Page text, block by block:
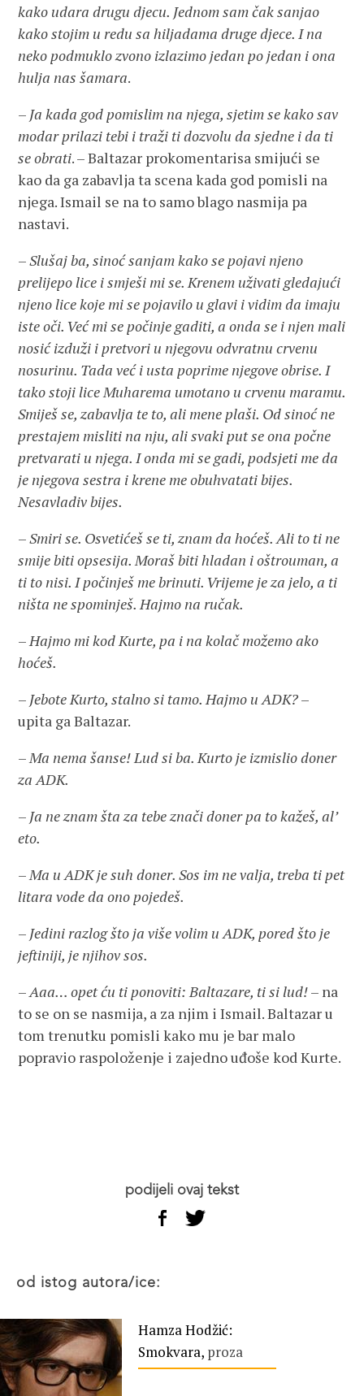
kako udara drugu djecu. Jednom sam čak sanjao
kako stojim u redu sa hiljadama druge djece. I na
neko podmuklo zvono izlazimo jedan po jedan i ona
hulja nas šamara.
– Ja kada god pomislim na njega, sjetim se kako sav
modar prilazi tebi i traži ti dozvolu da sjedne i da ti
se obrati. – Baltazar prokomentarisa smijući se
kao da ga zabavlja ta scena kada god pomisli na
njega. Ismail se na to samo blago nasmija pa
nastavi.
–Slušaj ba, sinoć sanjam kako se pojavi njeno
prelijepo lice i smješi mi se. Krenem uživati gledajući
njeno lice koje mi se pojavilo u glavi i vidim da imaju
iste oči. Već mi se počinje gaditi, a onda se i njen mali
nosić izduži i pretvori u njegovu odvratnu crvenu
nosurinu. Tada već i usta poprime njegove obrise. I
tako stoji lice Muharema umotano u crvenu maramu.
Smiješ se, zabavlja te to, ali mene plaši. Od sinoć ne
prestajem misliti na nju, ali svaki put se ona počne
pretvarati u njega. I onda mi se gadi, podsjeti me da
je njegova sestra i krene me obuhvatati bijes.
Nesavladiv bijes.
–Smiri se. Osvetićeš se ti, znam da hoćeš. Ali to ti ne
smije biti opsesija. Moraš biti hladan i oštrouman, a
ti to nisi. I počinješ me brinuti. Vrijeme je za jelo, a ti
ništa ne spominješ. Hajmo na ručak.
–Hajmo mi kod Kurte, pa i na kolač možemo ako
hoćeš.
– Jebote Kurto, stalno si tamo. Hajmo u ADK?–
upita ga Baltazar.
–Ma nema šanse! Lud si ba. Kurto je izmislio doner
za ADK.
– Ja ne znam šta za tebe znači doner pa to kažeš, al’
eto.
–Ma u ADK je suh doner. Sos im ne valja, treba ti pet
litara vode da ono pojedeš.
– Jedini razlog što ja više volim u ADK, pored što je
jeftiniji, je njihov sos.
–Aaa… opet ću ti ponoviti: Baltazare, ti si lud!– na
to se on se nasmija, a za njim i Ismail. Baltazar u
tom trenutku pomisli kako mu je bar malo
popravio raspoloženje i zajedno uđoše kod Kurte.
podijeli ovaj tekst
od istog autora/ice:
Hamza Hodžić:
Smokvara, proza